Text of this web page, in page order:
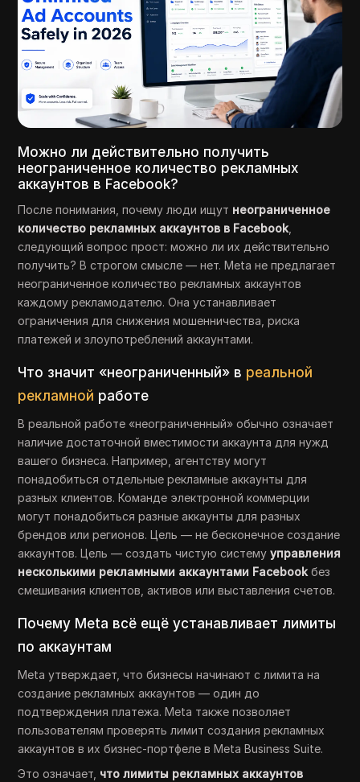
Можно ли действительно получить
неограниченное количество рекламных
аккаунтов в Facebook?
После понимания, почему люди ищут неограниченное
количество рекламных аккаунтов в Facebook
следующий вопрос прост: можно ли их действительно
получить? В строгом смысле — нет. Meta не предлагает
неограниченное количество рекламных аккаунтов
каждому рекламодателю. Она устанавливает
ограничения для снижения мошенничества, риска
платежей и злоупотреблений аккаунтами.
Что значит «неограниченный» в реальной
рекламной работе
В реальной работе «неограниченный» обычно означает
наличие достаточной вместимости аккаунта для нужд
вашего бизнеса. Например, агентству могут
понадобиться отдельные рекламные аккаунты для
разных клиентов. Команде электронной коммерции
могут понадобиться разные аккаунты для разных
брендов или регионов. Цель — не бесконечное создание
аккаунтов. Цель — создать чистую системууправления
несколькими рекламными аккаунтами Facebook без
смешивания клиентов, активов или выставления счетов.
Почему Meta всё ещё устанавливает лимиты
по аккаунтам
Meta утверждает, что бизнесы начинают с лимита на
создание рекламных аккаунтов — один до
подтверждения платежа. Meta также позволяет
пользователям проверять лимит создания рекламных
аккаунтов в их бизнес-портфеле в Meta Business Suite.
Это означает, что лимиты рекламных аккаунтов